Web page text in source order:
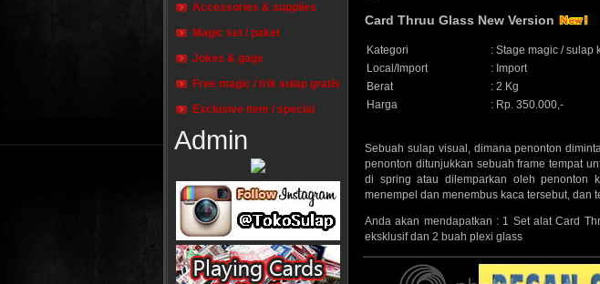
Accessories & supplies
Magic set / paket
Jokes & gags
Free magic / trik sulap gratis
Exclusive item / special
Admin
Card Thruu Glass New Version
Kategori : Stage magic / sulap
Local/Import
: Import
Berat
: 2 Kg
Harga
: Rp. 350.000,-
Sebuah sulap visual, dimana penonton
penonton ditunjukkan sebuah frame tempat
di spring atau dilemparkan oleh penonton
menempel dan menembus kaca tersebut, dan
Anda akan mendapatkan : 1 Set alat Card
eksklusif dan 2 buah plexi glass